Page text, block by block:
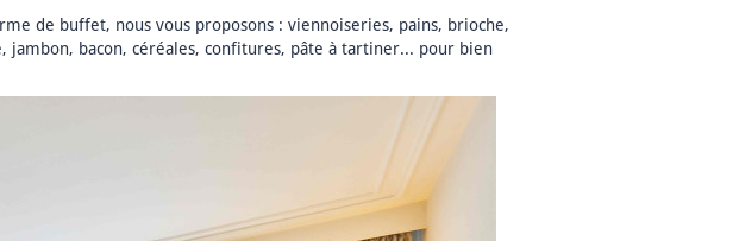
de buffet, nous vous proposons : viennoiseries, pains, brioche,
bacon, céréales, confitures, pâte à tartiner... pour bien